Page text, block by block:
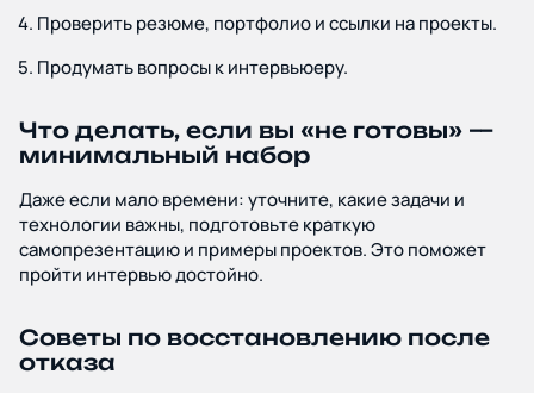
Проверить резюме, портфолио и ссылки на проекты.
Продумать вопросы к интервьюеру.
Что делать, если вы «не готовы» —
минимальный набор
Даже если мало времени: уточните, какие задачи и
технологии важны, подготовьте краткую
самопрезентацию и примеры проектов. Это поможет
пройти интервью достойно.
Советы по восстановлению после
отказа